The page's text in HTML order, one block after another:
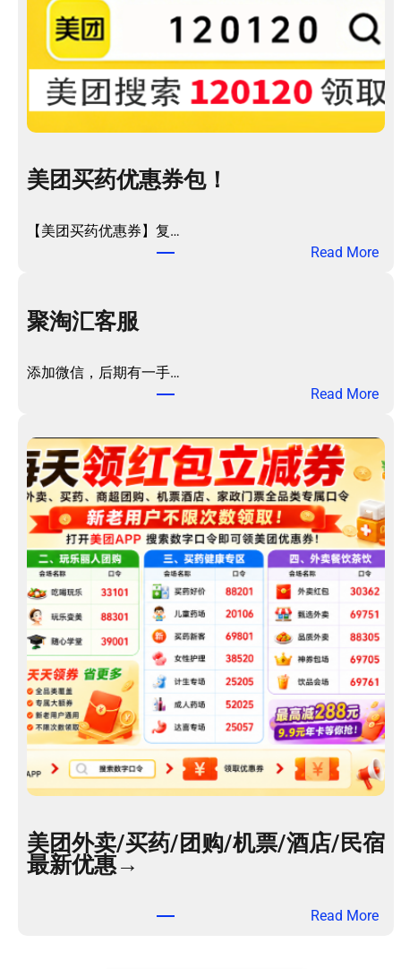
美团买药优惠券包！
【美团买药优惠券】复…
Read More：
券
！
聚淘汇客服
添加微信，后期有一手…
Read More：
淘
汇
客
服
美团外卖/买药/团购/机票/酒店/民宿
最新优惠→
Read More：